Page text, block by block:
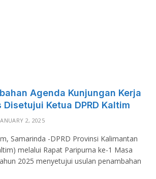
Agenda Kunjungan Kerja
Disetujui Ketua DPRD Kaltim
2, 2025
Samarinda -DPRD Provinsi Kalimantan
melalui Rapat Paripurna ke-1 Masa
2025 menyetujui usulan penambahan